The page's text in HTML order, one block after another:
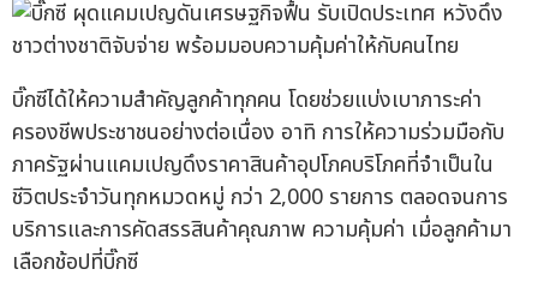
บิ๊กซีได้ให้ความสำคัญลูกค้าทุกคน โดยช่วยแบ่งเบาภาระค่า
ครองชีพประชาชนอย่างต่อเนื่อง อาทิ การให้ความร่วมมือกับ
ภาครัฐผ่านแคมเปญดึงราคาสินค้าอุปโภคบริโภคที่จำเป็นใน
ชีวิตประจำวันทุกหมวดหมู่ กว่า 2,000 รายการ ตลอดจนการ
บริการและการคัดสรรสินค้าคุณภาพ ความคุ้มค่า เมื่อลูกค้ามา
เลือกช้อปที่บิ๊กซี